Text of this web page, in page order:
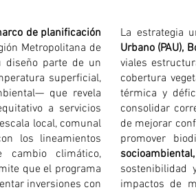
de planificación
Metropolitana de
diseño parte de un
superficial,
que revela
a servicios
local, comunal
los lineamientos
cambio climático,
que el programa
inversiones con
La estrategia
Urbano (PAU),
viales
cobertura
térmica y
consolidar
de mejorar
promover
sostenibilidad
impactos de